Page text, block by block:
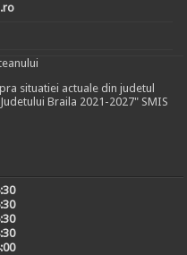
situatiei actuale din judetul
Braila 2021-2027" SMIS